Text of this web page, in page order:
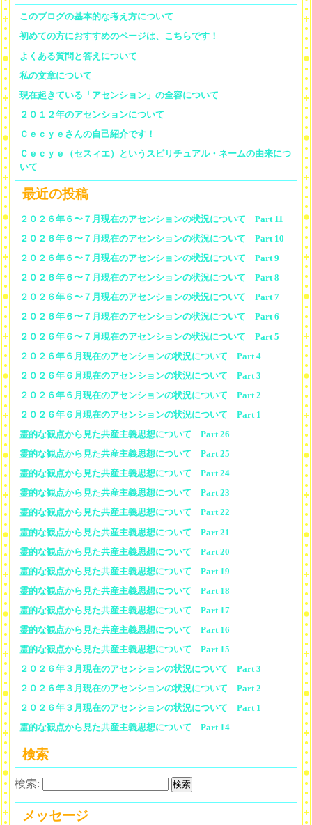
このブログの基本的な考え方について
初めての方におすすめのページは、こちらです！
よくある質問と答えについて
私の文章について
現在起きている「アセンション」の全容について
２０１２年のアセンションについて
Ｃｅｃｙｅさんの自己紹介です！
Ｃｅｃｙｅ（セスィエ）というスピリチュアル・ネームの由来につ
いて
最近の投稿
２０２６年６〜７月現在のアセンションの状況について Part 11
２０２６年６〜７月現在のアセンションの状況について Part 10
２０２６年６〜７月現在のアセンションの状況について Part 9
２０２６年６〜７月現在のアセンションの状況について Part 8
２０２６年６〜７月現在のアセンションの状況について Part 7
２０２６年６〜７月現在のアセンションの状況について Part 6
２０２６年６〜７月現在のアセンションの状況について Part 5
２０２６年６月現在のアセンションの状況について Part 4
２０２６年６月現在のアセンションの状況について Part 3
２０２６年６月現在のアセンションの状況について Part 2
２０２６年６月現在のアセンションの状況について Part 1
霊的な観点から見た共産主義思想について Part 26
霊的な観点から見た共産主義思想について Part 25
霊的な観点から見た共産主義思想について Part 24
霊的な観点から見た共産主義思想について Part 23
霊的な観点から見た共産主義思想について Part 22
霊的な観点から見た共産主義思想について Part 21
霊的な観点から見た共産主義思想について Part 20
霊的な観点から見た共産主義思想について Part 19
霊的な観点から見た共産主義思想について Part 18
霊的な観点から見た共産主義思想について Part 17
霊的な観点から見た共産主義思想について Part 16
霊的な観点から見た共産主義思想について Part 15
２０２６年３月現在のアセンションの状況について Part 3
２０２６年３月現在のアセンションの状況について Part 2
２０２６年３月現在のアセンションの状況について Part 1
霊的な観点から見た共産主義思想について Part 14
検索
検索:
メッセージ